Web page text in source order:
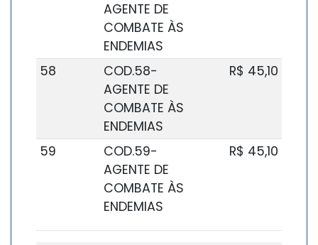
AGENTE DE
COMBATE ÀS
ENDEMIAS
58
COD.58-
AGENTE DE
COMBATE ÀS
ENDEMIAS
R$ 45,10
59
COD.59-
AGENTE DE
COMBATE ÀS
ENDEMIAS
R$ 45,10